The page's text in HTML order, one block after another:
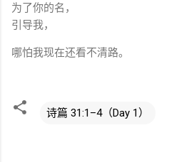
为了你的名，
引导我，
哪怕我现在还看不清路。
诗篇 31:1–4（Day 1）